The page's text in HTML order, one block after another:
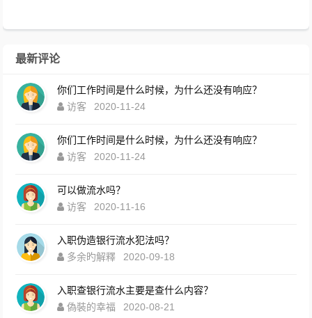
最新评论
你们工作时间是什么时候，为什么还没有响应？
访客
2020-11-24
你们工作时间是什么时候，为什么还没有响应？
访客
2020-11-24
可以做流水吗？
访客
2020-11-16
入职伪造银行流水犯法吗？
多余旳解釋
2020-09-18
入职查银行流水主要是查什么内容？
偽裝的幸福
2020-08-21